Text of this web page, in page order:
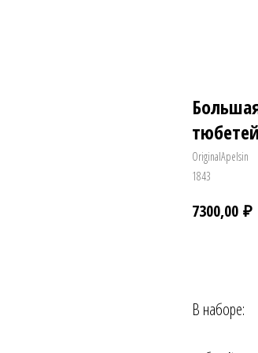
OriginalApelsin
1843
7300,00 ₽
В наборе: